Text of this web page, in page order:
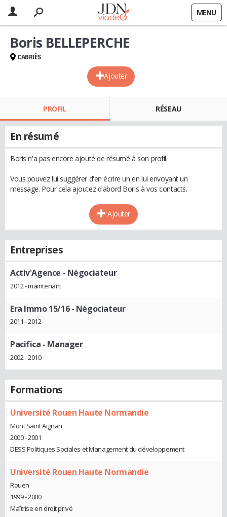
MENU
Ajouter
Boris BELLEPERCHE
CABRIÈS
PROFIL RÉSEAU
En résumé
Boris n'a pas encore ajouté de résumé à son profil.
Vous pouvez lui suggérer d'en écrire un en lui envoyant un
message. Pour cela ajoutez d'abord Boris à vos contacts.
Ajouter
Entreprises
Activ'Agence - Négociateur
2012 - maintenant
Era Immo 15/16- Négociateur
2011 - 2012
Pacifica - Manager
2002 - 2010
Formations
Université Rouen Haute Normandie
Mont Saint Aignan
2000 - 2001
DESS Politiques Sociales et Management du développement
Université Rouen Haute Normandie
Rouen
1999 - 2000
Maîtrise en droit privé